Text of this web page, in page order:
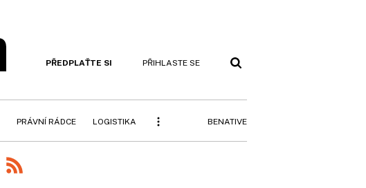
PŘEDPLAŤTE SI PŘIHLASTE SE
PRÁVNÍ RÁDCE LOGISTIKA BENATIVE